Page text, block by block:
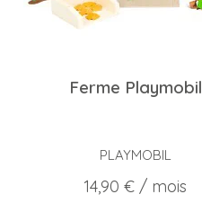
Ferme Playmobil
PLAYMOBIL
Prix
14,90 € / mois